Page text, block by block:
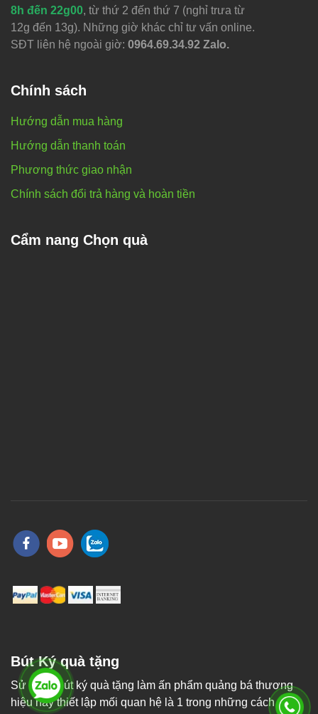
Bút Ký quà tặng
Sử dụng bút ký quà tặng làm ấn phẩm quảng bá thương
hiệu hay thiết lập mối quan hệ là 1 trong những cách tốt
8h đến 22g00, từ thứ 2 đến thứ 7 (nghỉ trưa từ
12g đến 13g). Những giờ khác chỉ tư vấn online.
SĐT liên hệ ngoài giờ: 0964.69.34.92 Zalo.
Chính sách
Hướng dẫn mua hàng
Hướng dẫn thanh toán
Phương thức giao nhận
Chính sách đổi trả hàng và hoàn tiền
Cẩm nang Chọn quà